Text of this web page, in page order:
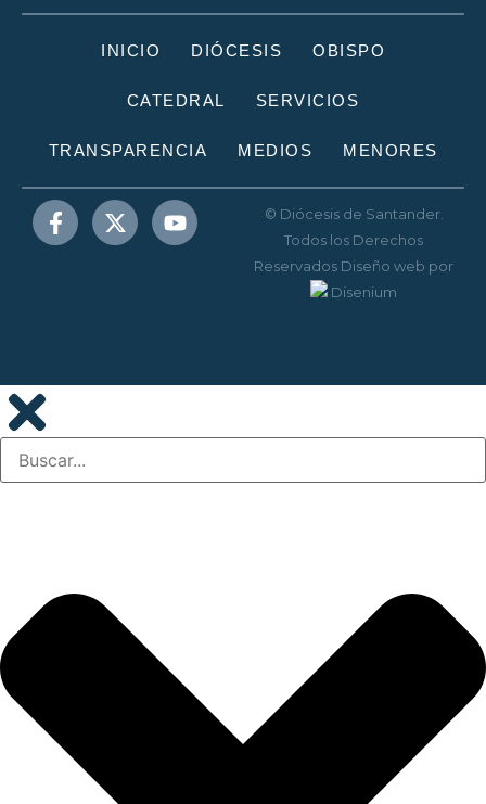
INICIO DIÓCESIS OBISPO
CATEDRAL SERVICIOS
TRANSPARENCIA MEDIOS MENORES
© Diócesis de Santander.
Todos los Derechos
Reservados Diseño web por
Disenium